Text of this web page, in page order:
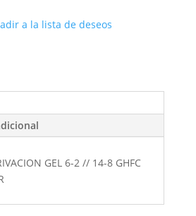
a la lista de deseos
GEL 6-2 // 14-8 GHFC